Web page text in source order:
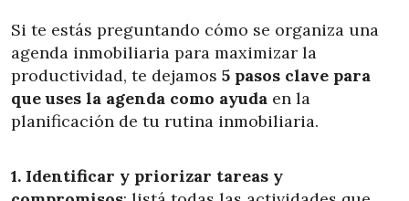
Si te estás preguntando cómo se organiza una
agenda inmobiliaria para maximizar la
productividad, te dejamos 5 pasos clave para
que uses la agenda como ayuda en la
planificación de tu rutina inmobiliaria.
1. Identificar y priorizar tareas y